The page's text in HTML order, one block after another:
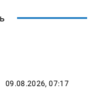
09.08.2026, 07:17